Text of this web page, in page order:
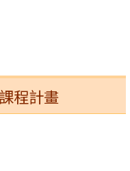
程計畫